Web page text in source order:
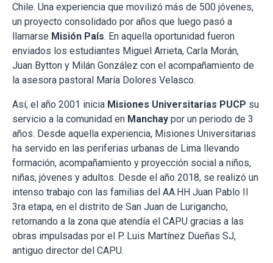
Chile. Una experiencia que movilizó más de 500 jóvenes,
un proyecto consolidado por años que luego pasó a
llamarse Misión País. En aquella oportunidad fueron
enviados los estudiantes Miguel Arrieta, Carla Morán,
Juan Bytton y Milán González con el acompañamiento de
la asesora pastoral María Dolores Velasco.
Así, el año 2001 inicia Misiones Universitarias PUCP su
servicio a la comunidad en Manchay por un periodo de 3
años. Desde aquella experiencia, Misiones Universitarias
ha servido en las periferias urbanas de Lima llevando
formación, acompañamiento y proyección social a niños,
niñas, jóvenes y adultos. Desde el año 2018, se realizó un
intenso trabajo con las familias del AA.HH Juan Pablo II
3ra etapa, en el distrito de San Juan de Lurigancho,
retornando a la zona que atendía el CAPU gracias a las
obras impulsadas por el P. Luis Martínez Dueñas SJ,
antiguo director del CAPU.